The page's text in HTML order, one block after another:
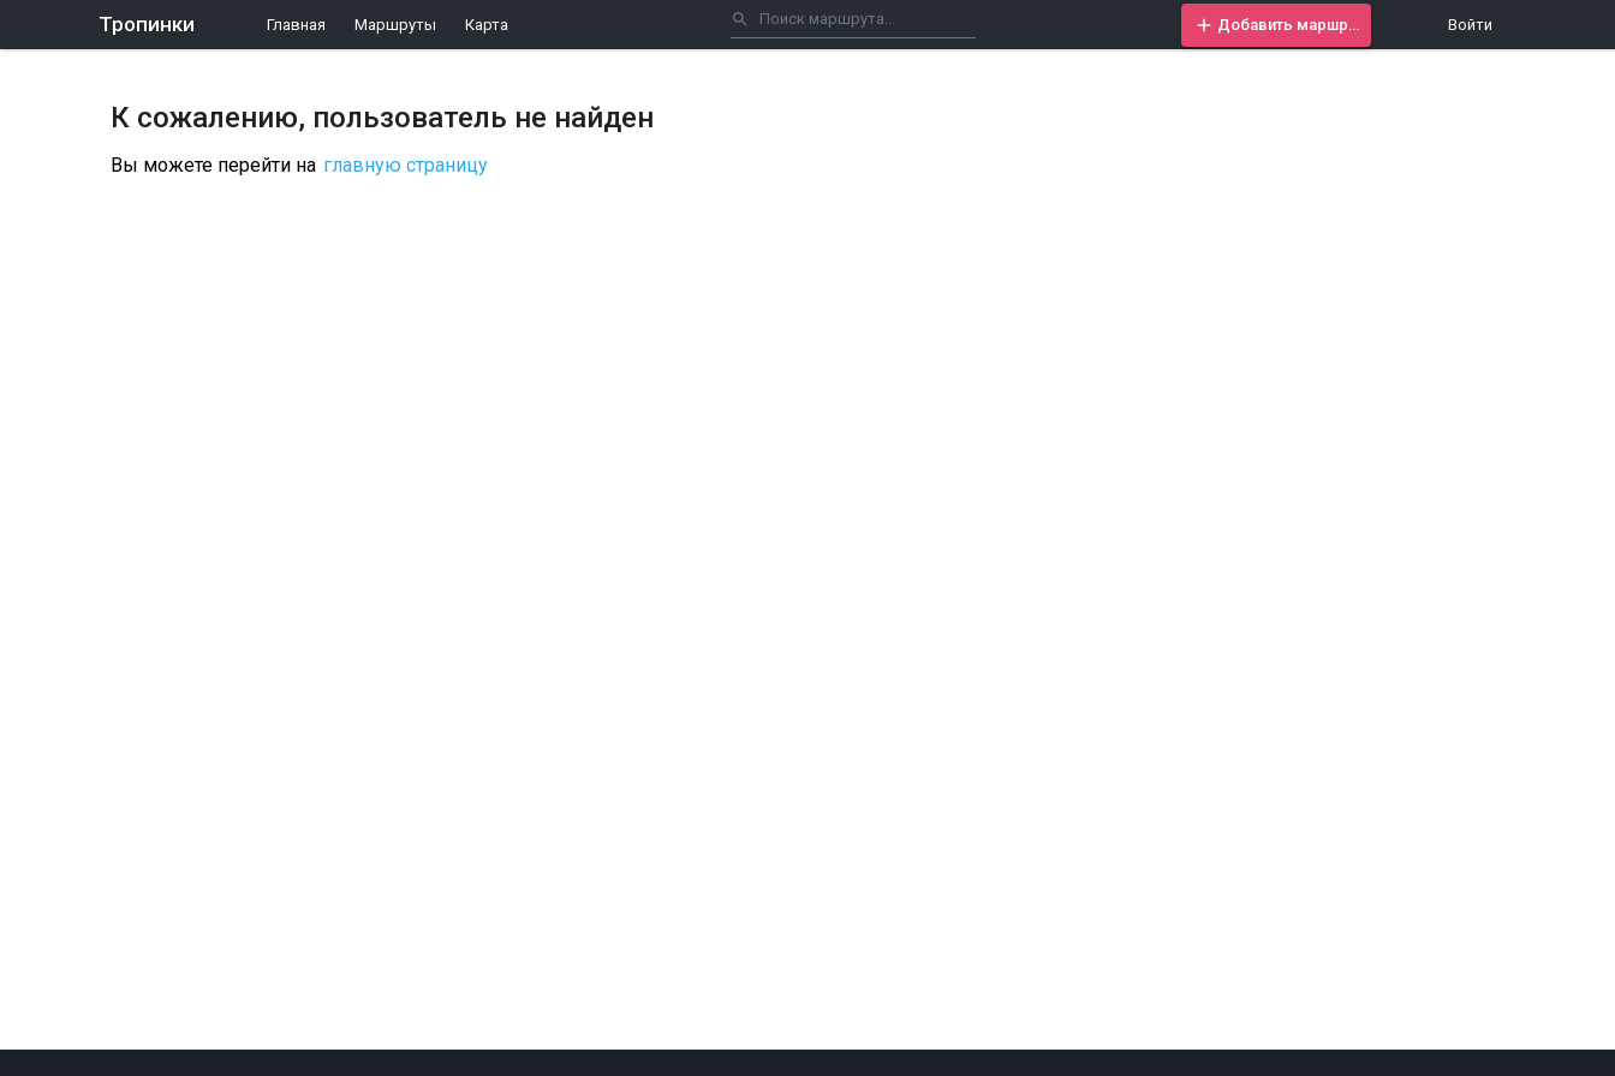
Тропинки Главная Маршруты Карта Войти
К сожалению, пользователь не найден
Вы можете перейти на главную страницу